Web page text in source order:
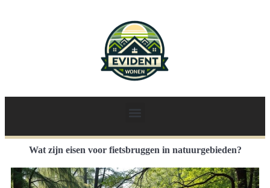
Wat zijn eisen voor fietsbruggen in natuurgebieden?